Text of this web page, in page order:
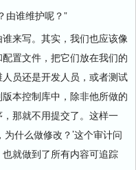
谁维护呢？”
来写。其实，我们也应该像
置文件，把它们放在我们的
员还是开发人员，或者测试
本控制库中，除非他所做的
那就不用提交了。这样一
什么做修改？’这个审计问
就做到了所有内容可追踪